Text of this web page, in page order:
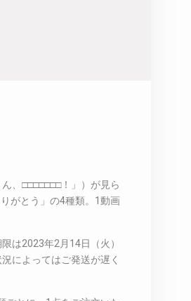
、□□□□□□□！」）が見ら
がとう」の4種類。1動画
は2023年2月14日（火）
によってはご発送が遅く